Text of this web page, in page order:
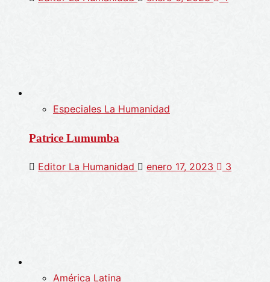
Especiales La Humanidad
Patrice Lumumba
Editor La Humanidad enero 17, 2023 3
América Latina